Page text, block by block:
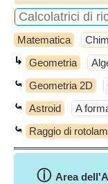
Matematica
↳ Geometria
⤿ Geometria 2D
⤿ Astroid A
⤿ Raggio di
ⓘ Area